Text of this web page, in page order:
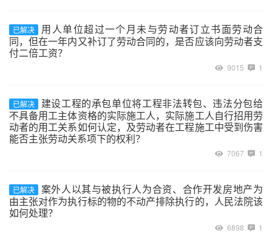
已解决
用人单位超过一个月未与劳动者订立书面劳动合
同，但在一年内又补订了劳动合同的，是否应该向劳动者支
付二倍工资？
9015 1
已解决
建设工程的承包单位将工程非法转包、违法分包给
不具备用工主体资格的实际施工人，实际施工人自行招用劳
动者的用工关系如何认定，及劳动者在工程施工中受到伤害
能否主张劳动关系项下的权利？
7067 1
已解决
案外人以其与被执行人为合资、合作开发房地产为
由主张对作为执行标的物的不动产排除执行的，人民法院该
如何处理？
6898 1